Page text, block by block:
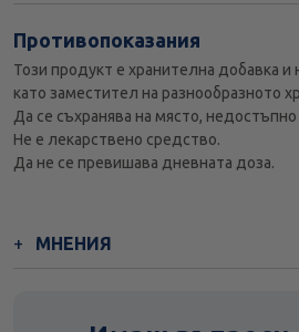
Противопоказания
Този продукт е хранителна добавка и
като заместител на разнообразното
Да се съхранява на място, недостъпно
Не е лекарствено средство.
Да не се превишава дневната доза.
МНЕНИЯ